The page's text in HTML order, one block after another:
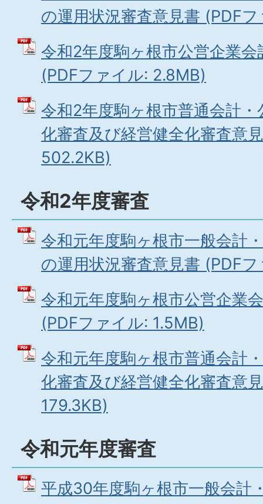
の運用状況審査意見書 (PDF
令和2年度駒ヶ根市公営企業
(PDFファイル: 2.8MB)
令和2年度駒ヶ根市普通会計
化審査及び経営健全化審査意
502.2KB)
令和2年度審査
令和元年度駒ヶ根市一般会計
の運用状況審査意見書 (PDF
令和元年度駒ヶ根市公営企業
(PDFファイル: 1.5MB)
令和元年度駒ヶ根市普通会計
化審査及び経営健全化審査意
179.3KB)
令和元年度審査
平成30年度駒ヶ根市一般会計